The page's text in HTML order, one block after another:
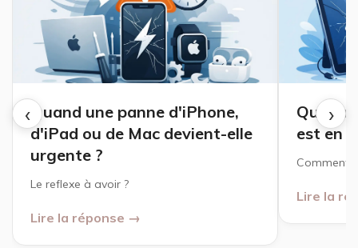
‹ ›
Quand une panne d'iPhone,
d'iPad ou de Mac devient-elle
urgente ?
Le reflexe à avoir ?
Lire la réponse →
Que
est en
Comment
Lire la